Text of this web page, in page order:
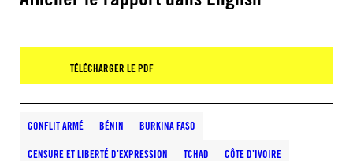
TÉLÉCHARGER LE PDF
CONFLIT ARMÉ BÉNIN BURKINA FASO
CENSURE ET LIBERTÉ D’EXPRESSION TCHAD CÔTE D’IVOIRE